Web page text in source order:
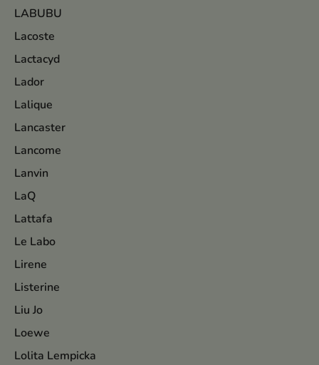
LABUBU
Lacoste
Lactacyd
Lador
Lalique
Lancaster
Lancome
Lanvin
LaQ
Lattafa
Le Labo
Lirene
Listerine
Liu Jo
Loewe
Lolita Lempicka